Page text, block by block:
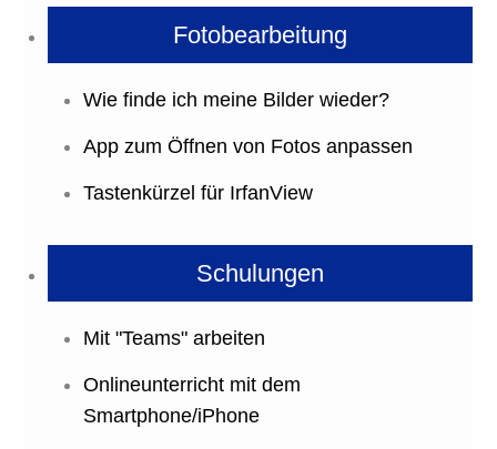
Fotobearbeitung
Wie finde ich meine Bilder wieder?
App zum Öffnen von Fotos anpassen
Tastenkürzel für IrfanView
Schulungen
Mit "Teams" arbeiten
Onlineunterricht mit dem
Smartphone/iPhone